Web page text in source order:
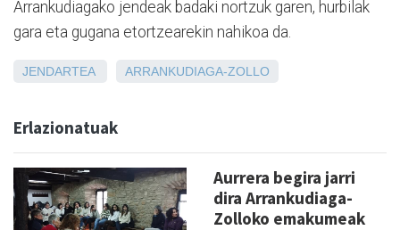
Arrankudiagako jendeak badaki nortzuk garen, hurbilak
gara eta gugana etortzearekin nahikoa da.
JENDARTEA ARRANKUDIAGA-ZOLLO
Erlazionatuak
Aurrera begira jarri
dira Arrankudiaga-
Zolloko emakumeak